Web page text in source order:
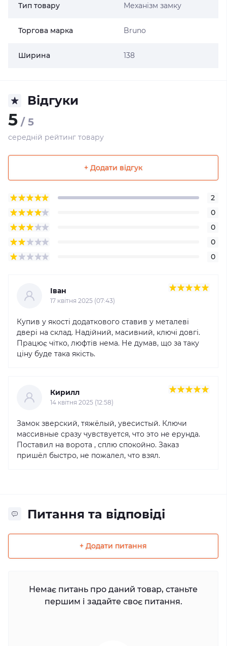
Тип товару Механізм замку
Торгова марка Bruno
Ширина 138
Відгуки
5 / 5
середній рейтинг товару
+ Додати відгук
2
0
0
0
0
Іван
17 квітня 2025 (07:43)
Купив у якості додаткового ставив у металеві
двері на склад. Надійний, масивний, ключі довгі.
Працює чітко, люфтів нема. Не думав, що за таку
ціну буде така якість.
Кирилл
14 квітня 2025 (12:58)
Замок зверский, тяжёлый, увесистый. Ключи
массивные сразу чувствуется, что это не ерунда.
Поставил на ворота , сплю спокойно. Заказ
пришёл быстро, не пожалел, что взял.
Питання та відповіді
+ Додати питання
Немає питань про даний товар, станьте
першим і задайте своє питання.